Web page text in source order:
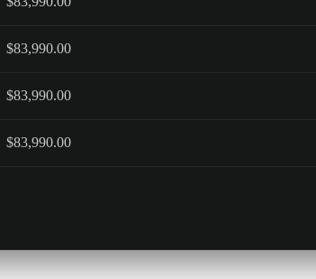
$83,990.00
$83,990.00
$83,990.00